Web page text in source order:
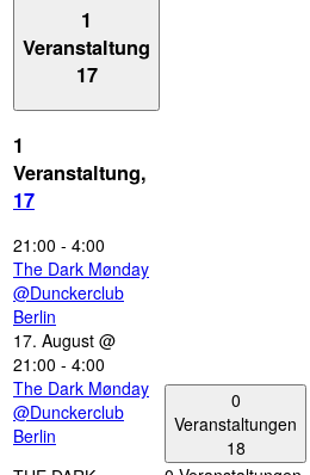
1
Veranstaltung
17
1
Veranstaltung,
17
21:00 - 4:00
The Dark Mønday
@Dunckerclub
Berlin
17. August @
21:00 - 4:00
The Dark Mønday
@Dunckerclub
Berlin
0
Veranstaltungen
18